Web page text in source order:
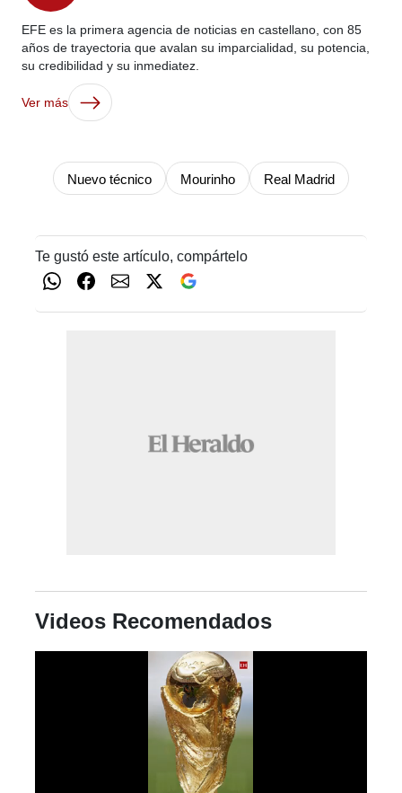
EFE es la primera agencia de noticias en castellano, con 85
años de trayectoria que avalan su imparcialidad, su potencia,
su credibilidad y su inmediatez.
Ver más
Nuevo técnico Mourinho Real Madrid
Te gustó este artículo, compártelo
Videos Recomendados